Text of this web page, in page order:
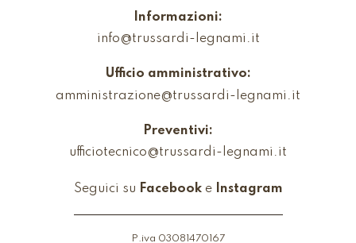
Informazioni:
info@trussardi-legnami.it
Ufficio amministrativo:
amministrazione@trussardi-legnami.it
Preventivi:
ufficiotecnico@trussardi-legnami.it
Seguici su Facebooke Instagram
P.iva 03081470167